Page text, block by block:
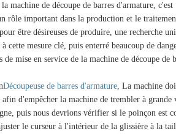
machine de découpe de barres d'armature,
rôle important dans la production et le
être désireuses de produire, une recherche
cette mesure clé, puis enterré beaucoup de
de mise en service de la machine de découpe de
Découpeuse de barres d'armature, La machine
afin d'empêcher la machine de trembler à
puis nous devrions vérifier si le poinçon est
le curseur à l'intérieur de la glissière à la